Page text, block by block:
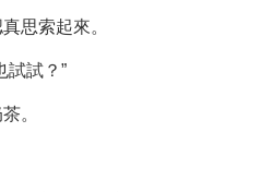
思索起來。
試試？”
。